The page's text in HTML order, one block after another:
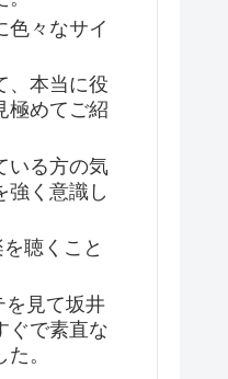
色々なサイ
、本当に役
極めてご紹
いる方の気
強く意識し
聴くこと
を見て坂井
ぐで素直な
。